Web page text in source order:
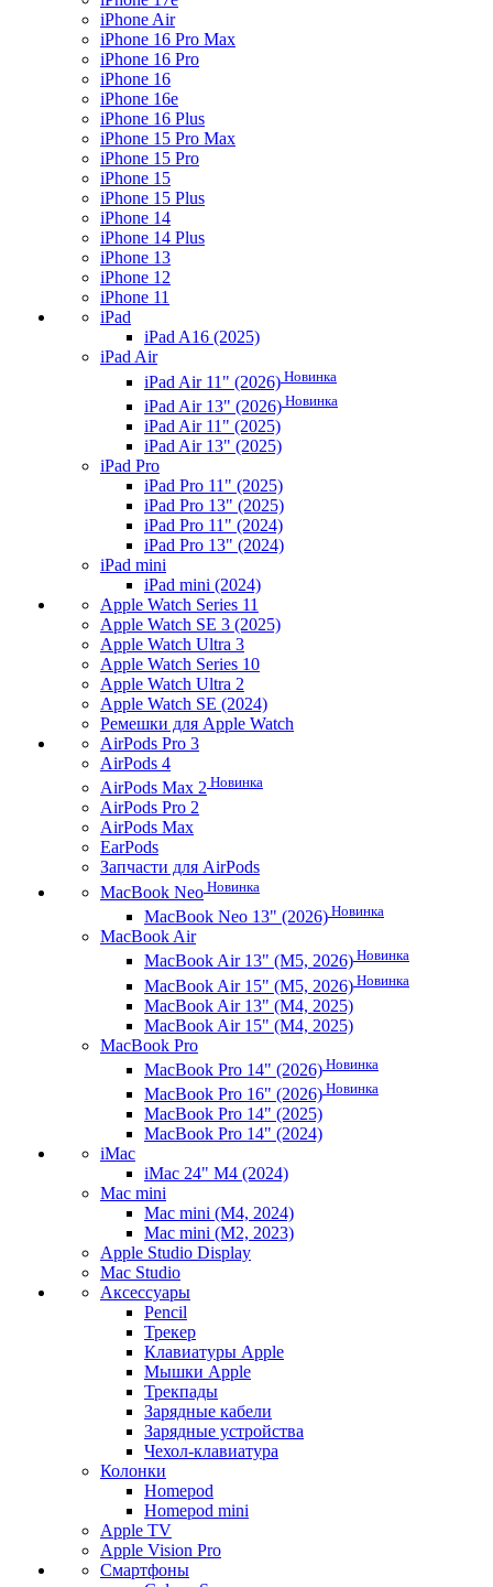
iPhone Air
iPhone 16 Pro Max
iPhone 16 Pro
iPhone 16
iPhone 16e
iPhone 16 Plus
iPhone 15 Pro Max
iPhone 15 Pro
iPhone 15
iPhone 15 Plus
iPhone 14
iPhone 14 Plus
iPhone 13
iPhone 12
iPhone 11
iPad
iPad A16 (2025)
iPad Air
iPad Air 11" (2026) Новинка
iPad Air 13" (2026) Новинка
iPad Air 11" (2025)
iPad Air 13" (2025)
iPad Pro
iPad Pro 11" (2025)
iPad Pro 13" (2025)
iPad Pro 11" (2024)
iPad Pro 13" (2024)
iPad mini
iPad mini (2024)
Apple Watch Series 11
Apple Watch SE 3 (2025)
Apple Watch Ultra 3
Apple Watch Series 10
Apple Watch Ultra 2
Apple Watch SE (2024)
Ремешки для Apple Watch
AirPods Pro 3
AirPods 4
AirPods Max 2 Новинка
AirPods Pro 2
AirPods Max
EarPods
Запчасти для AirPods
MacBook Neo Новинка
MacBook Neo 13" (2026) Новинка
MacBook Air
MacBook Air 13" (M5, 2026) Новинка
MacBook Air 15" (M5, 2026) Новинка
MacBook Air 13" (M4, 2025)
MacBook Air 15" (M4, 2025)
MacBook Pro
MacBook Pro 14" (2026) Новинка
MacBook Pro 16" (2026) Новинка
MacBook Pro 14" (2025)
MacBook Pro 14" (2024)
iMac
iMac 24" M4 (2024)
Mac mini
Mac mini (M4, 2024)
Mac mini (M2, 2023)
Apple Studio Display
Mac Studio
Аксессуары
Pencil
Трекер
Клавиатуры Apple
Мышки Apple
Трекпады
Зарядные кабели
Зарядные устройства
Чехол-клавиатура
Колонки
Homepod
Homepod mini
Apple TV
Apple Vision Pro
Смартфоны